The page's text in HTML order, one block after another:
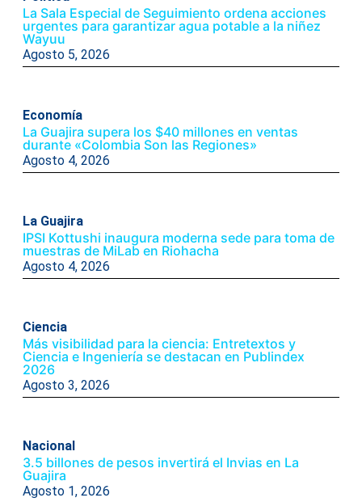
La Sala Especial de Seguimiento ordena acciones
urgentes para garantizar agua potable a la niñez
Wayuu
Agosto 5, 2026
Economía
La Guajira supera los $40 millones en ventas
durante «Colombia Son las Regiones»
Agosto 4, 2026
La Guajira
IPSI Kottushi inaugura moderna sede para toma de
muestras de MiLab en Riohacha
Agosto 4, 2026
Ciencia
Más visibilidad para la ciencia: Entretextos y
Ciencia e Ingeniería se destacan en Publindex
2026
Agosto 3, 2026
Nacional
3.5 billones de pesos invertirá el Invias en La
Guajira
Agosto 1, 2026